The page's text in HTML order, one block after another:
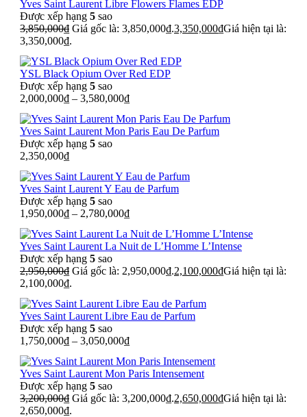
Yves Saint Laurent Libre Flowers Flames EDP
Được xếp hạng 5 sao
3,850,000₫ Giá gốc là: 3,850,000₫.3,350,000₫Giá hiện tại là:
3,350,000₫.
YSL Black Opium Over Red EDP
Được xếp hạng 5 sao
2,000,000₫ – 3,580,000₫
Yves Saint Laurent Mon Paris Eau De Parfum
Được xếp hạng 5 sao
2,350,000₫
Yves Saint Laurent Y Eau de Parfum
Được xếp hạng 5 sao
1,950,000₫ – 2,780,000₫
Yves Saint Laurent La Nuit de L’Homme L’Intense
Được xếp hạng 5 sao
2,950,000₫ Giá gốc là: 2,950,000₫.2,100,000₫Giá hiện tại là:
2,100,000₫.
Yves Saint Laurent Libre Eau de Parfum
Được xếp hạng 5 sao
1,750,000₫ – 3,050,000₫
Yves Saint Laurent Mon Paris Intensement
Được xếp hạng 5 sao
3,200,000₫ Giá gốc là: 3,200,000₫.2,650,000₫Giá hiện tại là:
2,650,000₫.